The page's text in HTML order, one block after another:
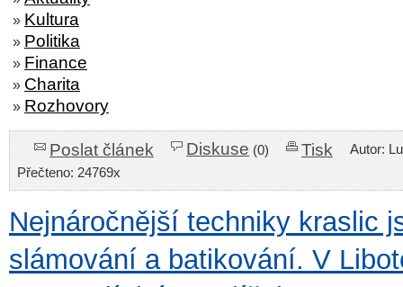
» Kultura
» Politika
» Finance
» Charita
» Rozhovory
Poslat článek Diskuse (0) Tisk
Autor:
Přečteno: 24769x
Nejnáročnější techniky kraslic
slámování a batikování. V